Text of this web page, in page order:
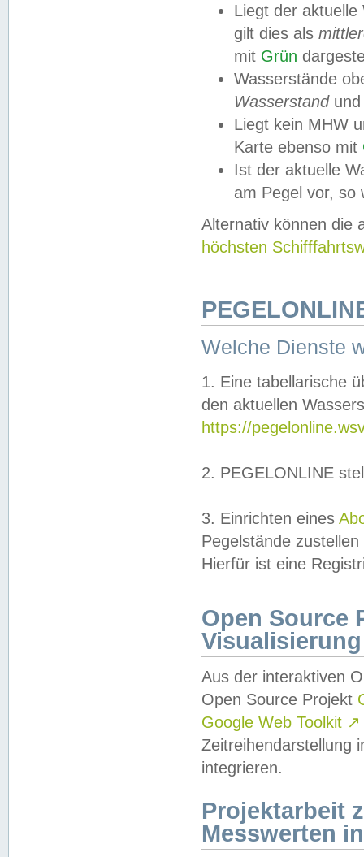
Liegt der
gilt dies als
mit Grün
Wasserstände
Wasserstandund
Liegt kein MHW
Karte ebenso mit
Ist der aktuelle
am Pegel vor,
Alternativ können die
höchsten
Welche Dienste
1. Eine tabellarische
den aktuellen
https://
2. PEGELONLINE
3. Einrichten eines
Pegelstände
Hierfür ist eine
Open Source
Visualisierung
Aus der interaktiven
Open Source Projekt
Google Web Toolkit ↗
Zeitreihendarstellung
integrieren.
Projektarbeit
Messwerten